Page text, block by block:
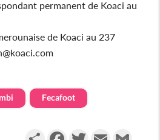
permanent de Koaci au
de Koaci au 237
Fecafoot
PartagerFacebookTwitterEmail